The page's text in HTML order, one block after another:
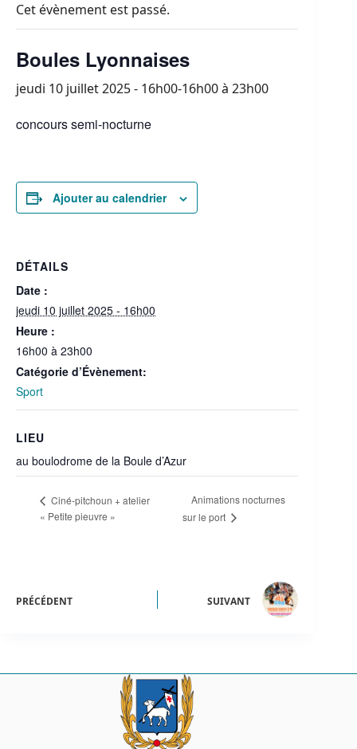
Cet évènement est passé.
Boules Lyonnaises
jeudi 10 juillet 2025 - 16h00-16h00à 23h00
concours semi-nocturne
Ajouter au calendrier
DÉTAILS
Date :
jeudi 10 juillet 2025 - 16h00
Heure :
16h00 à 23h00
Catégorie d’Évènement:
Sport
LIEU
au boulodrome de la Boule d’Azur
Ciné-pitchoun + atelier
« Petite pieuvre »
Animations nocturnes
sur le port
PRÉCÉDENT SUIVANT